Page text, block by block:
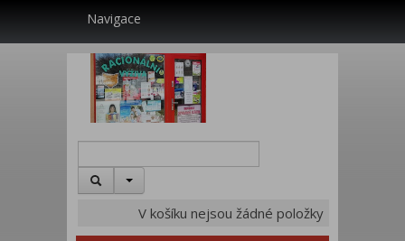
Navigace
V košíku nejsou žádné položky